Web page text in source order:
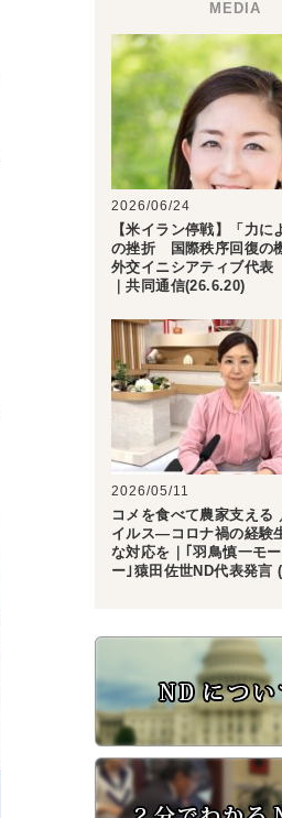
2026/06/24
【米イラン停戦】「力に
の挫折 国際秩序回復の
外交イニシアティブ代
｜共同通信(26.6.20)
2026/05/11
コメを食べて農家支える
イルス―コロナ禍の経験
な対応を｜｢羽鳥慎一モ
ー｣猿田佐世ND代表発言